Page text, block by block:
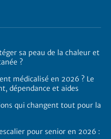
sa peau de la chaleur et
?
médicalisé en 2026 ? Le
dépendance et aides
qui changent tout pour la
pour senior en 2026 :